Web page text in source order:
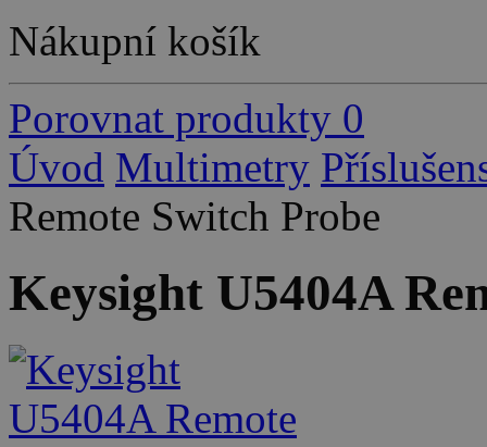
Nákupní košík
Porovnat produkty 0
Úvod Multimetry
Remote Switch Probe
Keysight U5404A